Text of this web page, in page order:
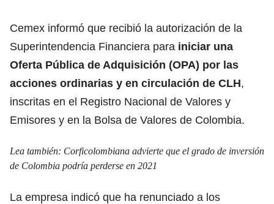
Cemex informó que recibió la autorización de la
Superintendencia Financiera para iniciar una
Oferta Pública de Adquisición (OPA) por las
acciones ordinarias y en circulación de CLH,
inscritas en el Registro Nacional de Valores y
Emisores y en la Bolsa de Valores de Colombia.
Lea también: Corficolombiana advierte que el grado de inversión
de Colombia podría perderse en 2021
La empresa indicó que ha renunciado a los